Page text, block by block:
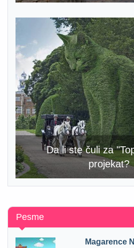
Da li ste čuli za
projekat?
Pesme
Magarence